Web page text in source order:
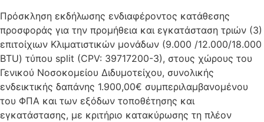
Πρόσκληση εκδήλωσης ενδιαφέροντος κατάθεσης
προσφοράς για την προμήθεια και εγκατάσταση τριών (3)
επιτοίχιων Κλιματιστικών μονάδων (9.000 /12.000/18.000
BTU) τύπου split (CPV: 39717200-3), στους χώρους του
Γενικού Νοσοκομείου Διδυμοτείχου, συνολικής
ενδεικτικής δαπάνης 1.900,00€ συμπεριλαμβανομένου
του ΦΠΑ και των εξόδων τοποθέτησης και
εγκατάστασης, με κριτήριο κατακύρωσης τη πλέον